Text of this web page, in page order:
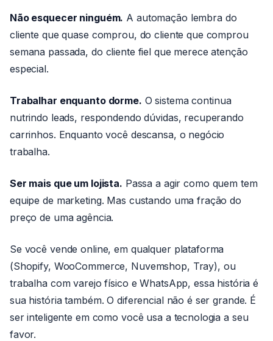
Não esquecer ninguém. A automação lembra do
cliente que quase comprou, do cliente que comprou
semana passada, do cliente fiel que merece atenção
especial.
Trabalhar enquanto dorme. O sistema continua
nutrindo leads, respondendo dúvidas, recuperando
carrinhos. Enquanto você descansa, o negócio
trabalha.
Ser mais que um lojista. Passa a agir como quem tem
equipe de marketing. Mas custando uma fração do
preço de uma agência.
Se você vende online, em qualquer plataforma
(Shopify, WooCommerce, Nuvemshop, Tray), ou
trabalha com varejo físico e WhatsApp, essa história é
sua história também. O diferencial não é ser grande. É
ser inteligente em como você usa a tecnologia a seu
favor.